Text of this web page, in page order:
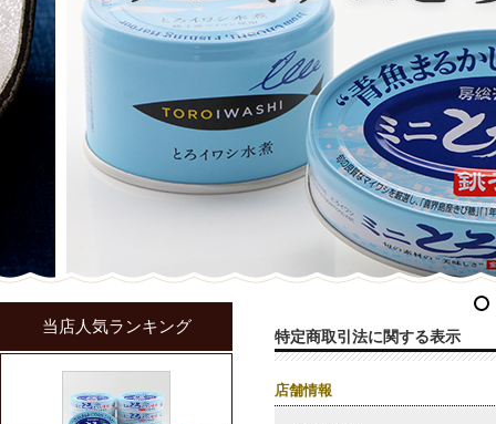
特定商取引法に関する表示
店舗情報
当店人気ランキング